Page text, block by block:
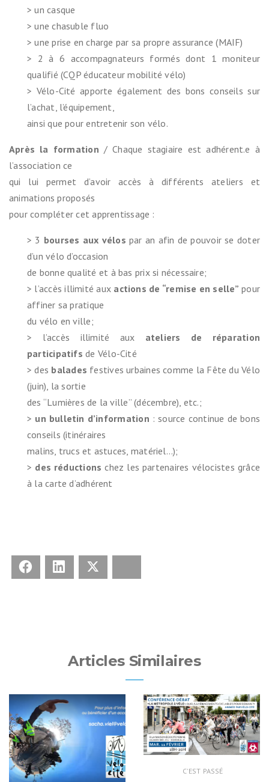
> un casque
> une chasuble fluo
> une prise en charge par sa propre assurance (MAIF)
> 2 à 6 accompagnateurs formés dont 1 moniteur
qualifié (CQP éducateur mobilité vélo)
> Vélo-Cité apporte également des bons conseils sur
l’achat, l’équipement,
ainsi que pour entretenir son vélo.
Après la formation / Chaque stagiaire est adhérent.e à
l’association ce
qui lui permet d’avoir accès à différents ateliers et
animations proposés
pour compléter cet apprentissage :
> 3 bourses aux vélos par an afin de pouvoir se doter
d’un vélo d’occasion
de bonne qualité et à bas prix si nécessaire;
> l’accès illimité aux actions de “remise en selle” pour
affiner sa pratique
du vélo en ville;
> l’accès illimité aux ateliers de réparation
participatifs de Vélo-Cité
> des balades festives urbaines comme la Fête du Vélo
(juin), la sortie
des “Lumières de la ville” (décembre), etc.;
> un bulletin d’information : source continue de bons
conseils (itinéraires
malins, trucs et astuces, matériel…);
> des réductions chez les partenaires vélocistes grâce
à la carte d’adhérent
Facebook LinkedIn
Articles Similaires
C'EST PASSÉ